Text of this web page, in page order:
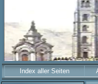
Index aller Seiten